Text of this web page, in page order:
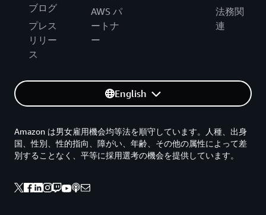
ブログ
プレス
リリー
ス
AWS パ
ートナ
ー
法務関
連
English
Amazon は男女雇用機会均等法を順守しています。人種、出身
国、性別、性的指向、障がい、年齢、その他の属性によって差
別することなく、平等に採用選考の機会を提供しています。